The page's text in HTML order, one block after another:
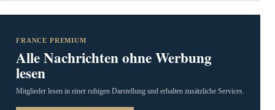
FRANCE PREMIUM
Alle Nachrichten ohne Werbung
lesen
Mitglieder lesen in einer ruhigen Darstellung und erhalten zusätzliche Services.